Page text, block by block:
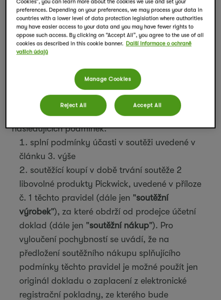
nesplní podmínky účasti v soutěži v souladu s
příslušnými ustanoveními těchto pravidel. V
případě, že se některá z těchto výše uvedených
vyloučených osob stane výhercem v soutěži,
ztrácí nárok na výhru a výhra nebude vyloučené
osobě odevzdána.
4. Pravidla soutěže
Soutěžící se platně zúčastní soutěže po splnění
následujících podmínek:
splní podmínky účasti v soutěži uvedené v
článku 3. výše
soutěžící koupí v době trvání soutěže 2
libovolné produkty Pickwick, uvedené v příloze
č. 1 těchto pravidel (dále jen "soutěžní
výrobek"), za které obdrží od prodejce účetní
doklad (dále jen "soutěžní nákup"). Pro
vyloučení pochybností se uvádí, že na
předložení soutěžního nákupu splňujícího
podmínky těchto pravidel je možné použít jen
originál dokladu o zaplacení z elektronické
registrační pokladny, ze kterého bude
Cookies”, you can learn more about the cookies we use and set your
preferences. Depending on your preferences, we may process your data in
countries with a lower level of data protection legislation where authorities
may have easier access to your data and you may have fewer rights to
oppose such access. By clicking on “Accept All”, you agree to the use of all
cookies as described in this cookie banner. Další informace o ochraně
vašich údajů
Manage Cookies
Reject All Accept All